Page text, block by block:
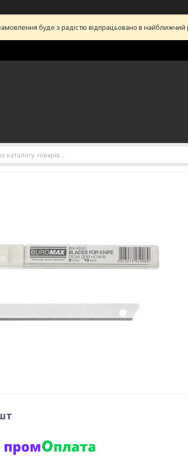
буде з радістю відпрацьовано в